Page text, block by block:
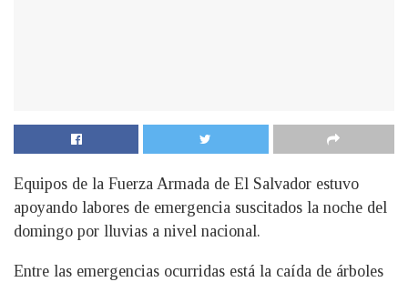
Equipos de la Fuerza Armada de El Salvador estuvo
apoyando labores de emergencia suscitados la noche del
domingo por lluvias a nivel nacional.
Entre las emergencias ocurridas está la caída de árboles